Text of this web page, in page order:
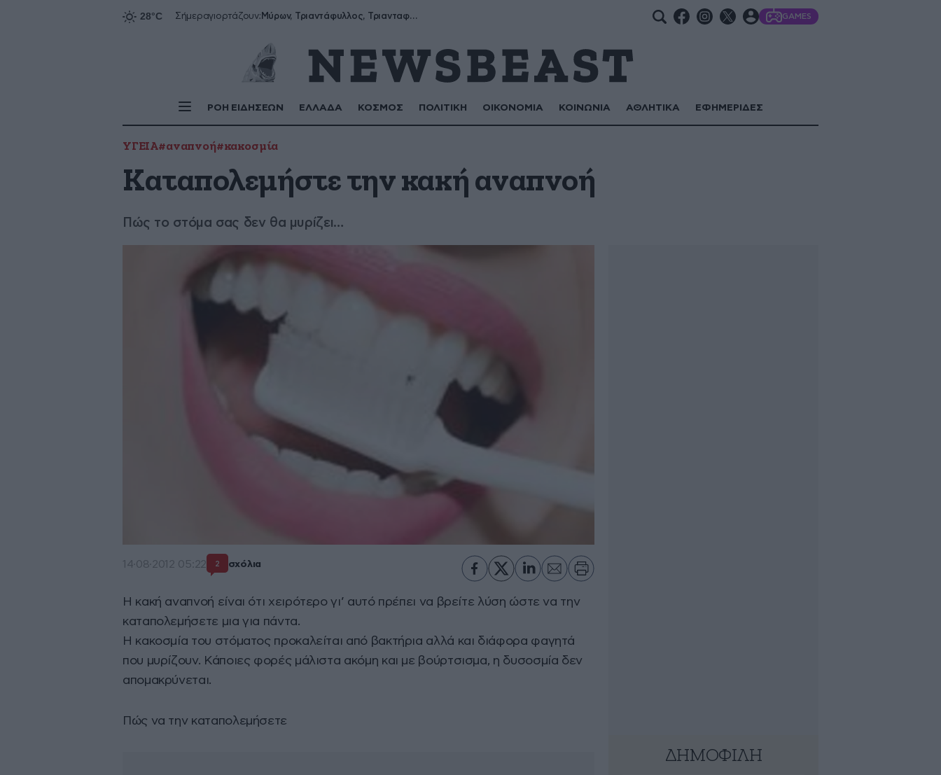
Σήμεραγιορτάζουν: Μύρων, Τριαντάφυλλος, Τριανταφυλλιά, Φυλλιώ, Ρόζα GAMES
ΡΟΗ ΕΙΔΗΣΕΩΝ ΕΛΛΑΔΑ ΚΟΣΜΟΣ ΠΟΛΙΤΙΚΗ ΟΙΚΟΝΟΜΙΑ ΚΟΙΝΩΝΙΑ ΑΘΛΗΤΙΚΑ ΕΦΗΜΕΡΙΔΕΣ
ΥΓΕΙΑ#αναπνοή#κακοσμία
Καταπολεμήστε την κακή αναπνοή
Πώς το στόμα σας δεν θα μυρίζει…
14·08·2012 05:22 2 σχόλια
Η κακή αναπνοή είναι ότι χειρότερο γι’ αυτό πρέπει να βρείτε λύση ώστε να την
καταπολεμήσετε μια για πάντα.
Η κακοσμία του στόματος προκαλείται από βακτήρια αλλά και διάφορα φαγητά
που μυρίζουν. Κάποιες φορές μάλιστα ακόμη και με βούρτσισμα, η δυσοσμία δεν
απομακρύνεται.
Πώς να την καταπολεμήσετε
ΔΗΜΟΦΙΛΗ